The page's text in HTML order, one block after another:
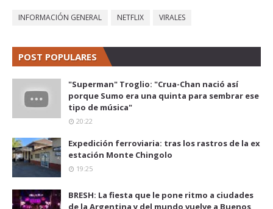
INFORMACIÓN GENERAL NETFLIX VIRALES
POST POPULARES
"Superman" Troglio: "Crua-Chan nació así
porque Sumo era una quinta para sembrar ese
tipo de música"
20:22
Expedición ferroviaria: tras los rastros de la ex
estación Monte Chingolo
19:25
BRESH: La fiesta que le pone ritmo a ciudades
de la Argentina y del mundo vuelve a Buenos